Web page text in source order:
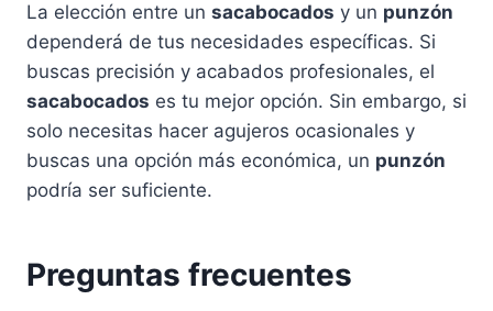
La elección entre un sacabocados y un punzón
dependerá de tus necesidades específicas. Si
buscas precisión y acabados profesionales, el
sacabocados es tu mejor opción. Sin embargo, si
solo necesitas hacer agujeros ocasionales y
buscas una opción más económica, un punzón
podría ser suficiente.
Preguntas frecuentes